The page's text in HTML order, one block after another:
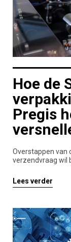
Hoe de
Pregis
Overstappen van
verzendvraag wil
Lees verder